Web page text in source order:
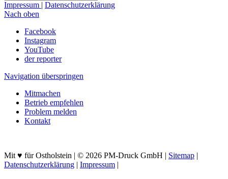
Impressum | Datenschutzerklärung
Nach oben
Facebook
Instagram
YouTube
der reporter
Navigation überspringen
Mitmachen
Betrieb empfehlen
Problem melden
Kontakt
Mit ♥ für Ostholstein | © 2026 PM-Druck GmbH | Sitemap |
Datenschutzerklärung | Impressum |